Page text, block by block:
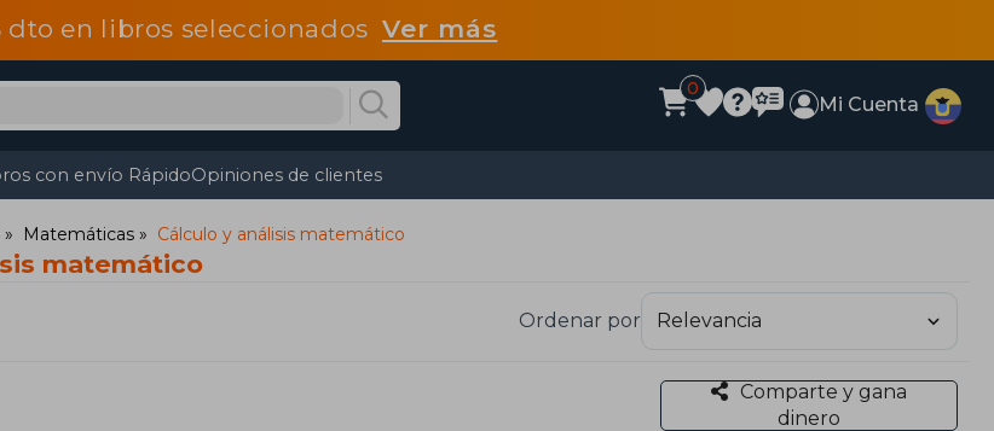
dto en libros seleccionadosVer más
0
Mi Cuenta
con envío RápidoOpiniones de clientes
Matemáticas Cálculo y análisis matemático
matemático
Ordenar por
Comparte y gana
dinero